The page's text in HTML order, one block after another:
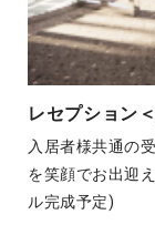
レセプション
入居者様共通の
を笑顔でお出迎
ル完成予定)